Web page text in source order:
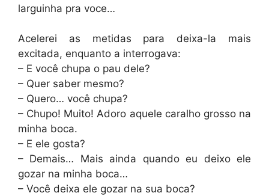
larguinha pra voce…
Acelerei as metidas para deixa-la mais
excitada, enquanto a interrogava:
– E você chupa o pau dele?
– Quer saber mesmo?
– Quero… você chupa?
– Chupo! Muito! Adoro aquele caralho grosso na
minha boca.
– E ele gosta?
– Demais… Mais ainda quando eu deixo ele
gozar na minha boca…
– Você deixa ele gozar na sua boca?